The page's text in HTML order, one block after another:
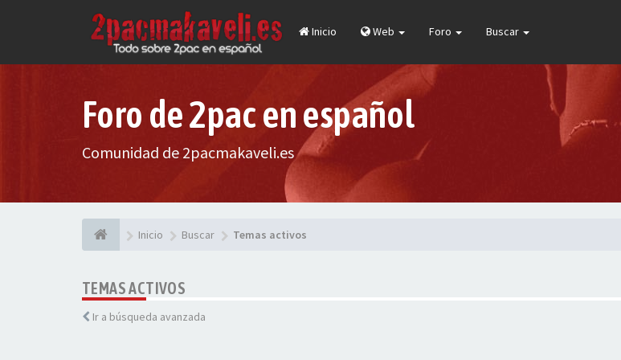
Inicio Web Foro Buscar
Foro de 2pac en español
Comunidad de 2pacmakaveli.es
Inicio Buscar Temas activos
TEMAS ACTIVOS
Ir a búsqueda avanzada